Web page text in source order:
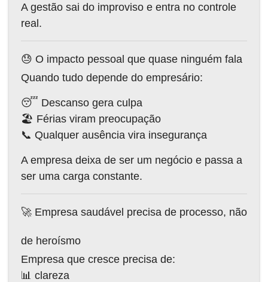
A gestão sai do improviso e entra no controle
real.
😓 O impacto pessoal que quase ninguém fala
Quando tudo depende do empresário:
😴 Descanso gera culpa
🏖️ Férias viram preocupação
📞 Qualquer ausência vira insegurança
A empresa deixa de ser um negócio e passa a
ser uma carga constante.
🚀 Empresa saudável precisa de processo, não
de heroísmo
Empresa que cresce precisa de:
📊 clareza